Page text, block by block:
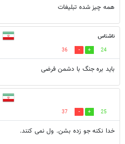
همه چیز شده تبلیغات
ناشناس
24
36
باید بره جنگ با دشمن فرضی
25
37
خدا نکنه جو زده بشن. ول نمی کنند.